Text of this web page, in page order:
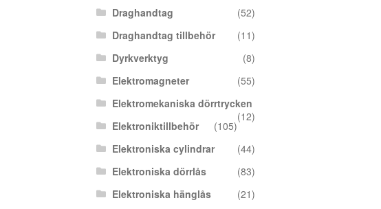
Draghandtag
(52)
Draghandtag tillbehör
(11)
Dyrkverktyg
(8)
Elektromagneter
(55)
Elektromekaniska dörrtrycken
(12)
Elektroniktillbehör
(105)
Elektroniska cylindrar
(44)
Elektroniska dörrlås
(83)
Elektroniska hänglås
(21)